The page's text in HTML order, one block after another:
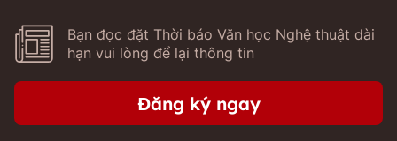
Bạn đọc đặt Thời báo Văn học Nghệ thuật dài
hạn vui lòng để lại thông tin
Đăng ký ngay